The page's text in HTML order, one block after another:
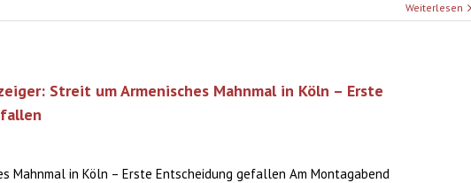
Weiterlesen
Streit um Armenisches Mahnmal in Köln – Erste
Mahnmal in Köln – Erste Entscheidung gefallen Am Montagabend